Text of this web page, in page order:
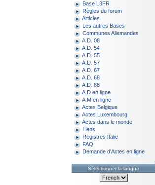
Base L3FR
Règles du forum
Articles
Les autres Bases
Communes Allemandes
A.D. 08
A.D. 54
A.D. 55
A.D. 57
A.D. 67
A.D. 68
A.D. 88
A.D en ligne
A.M en ligne
Actes Belgique
Actes Luxembourg
Actes dans le monde
Liens
Registres Italie
FAQ
Demande d'Actes en ligne
Sélectionner la langue